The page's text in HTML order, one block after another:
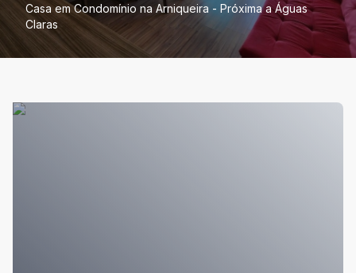
Casa em Condomínio na Arniqueira - Próxima a Águas
Claras